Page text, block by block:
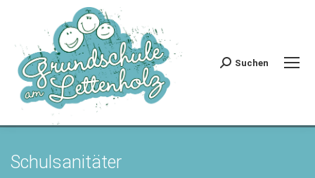
Search:
Suchen
Schulsanitäter